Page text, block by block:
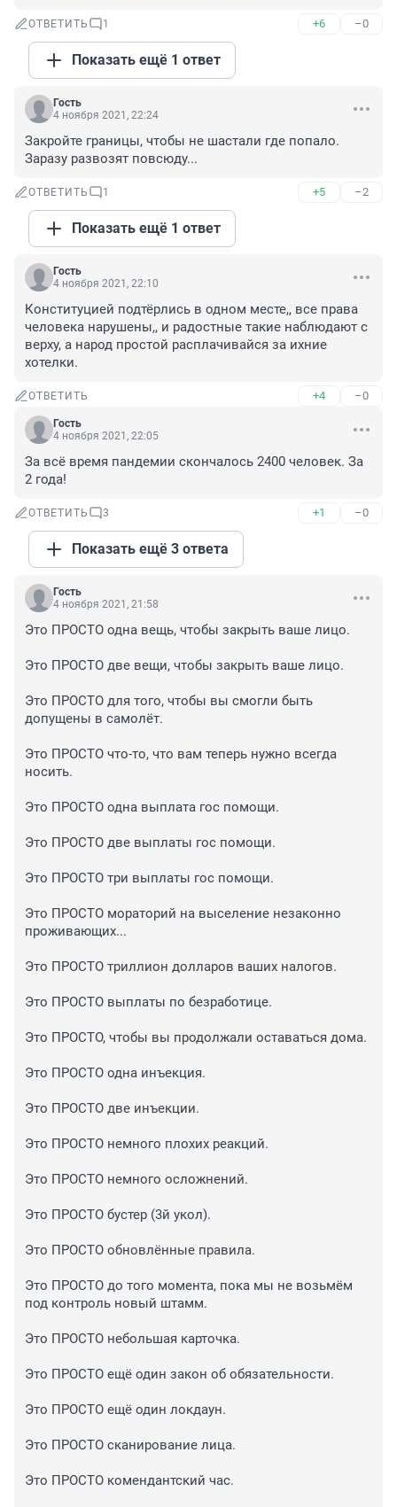
ОТВЕТИТЬ 1 +6 –0
Показать ещё 1 ответ
Гость
4 ноября 2021, 22:24
Закройте границы, чтобы не шастали где попало.
Заразу развозят повсюду...
ОТВЕТИТЬ 1 +5 –2
Показать ещё 1 ответ
Гость
4 ноября 2021, 22:10
Конституцией подтёрлись в одном месте,, все права
человека нарушены,, и радостные такие наблюдают с
верху, а народ простой расплачивайся за ихние
хотелки.
ОТВЕТИТЬ +4 –0
Гость
4 ноября 2021, 22:05
За всё время пандемии скончалось 2400 человек. За
2 года!
ОТВЕТИТЬ 3 +1 –0
Показать ещё 3 ответа
Гость
4 ноября 2021, 21:58
Это ПРОСТО одна вещь, чтобы закрыть ваше лицо.
Это ПРОСТО две вещи, чтобы закрыть ваше лицо.
Это ПРОСТО для того, чтобы вы смогли быть
допущены в самолёт.
Это ПРОСТО что-то, что вам теперь нужно всегда
носить.
Это ПРОСТО одна выплата гос помощи.
Это ПРОСТО две выплаты гос помощи.
Это ПРОСТО три выплаты гос помощи.
Это ПРОСТО мораторий на выселение незаконно
проживающих...
Это ПРОСТО триллион долларов ваших налогов.
Это ПРОСТО выплаты по безработице.
Это ПРОСТО, чтобы вы продолжали оставаться дома.
Это ПРОСТО одна инъекция.
Это ПРОСТО две инъекции.
Это ПРОСТО немного плохих реакций.
Это ПРОСТО немного осложнений.
Это ПРОСТО бустер (3й укол).
Это ПРОСТО обновлённые правила.
Это ПРОСТО до того момента, пока мы не возьмём
под контроль новый штамм.
Это ПРОСТО небольшая карточка.
Это ПРОСТО ещё один закон об обязательности.
Это ПРОСТО ещё один локдаун.
Это ПРОСТО сканирование лица.
Это ПРОСТО комендантский час.